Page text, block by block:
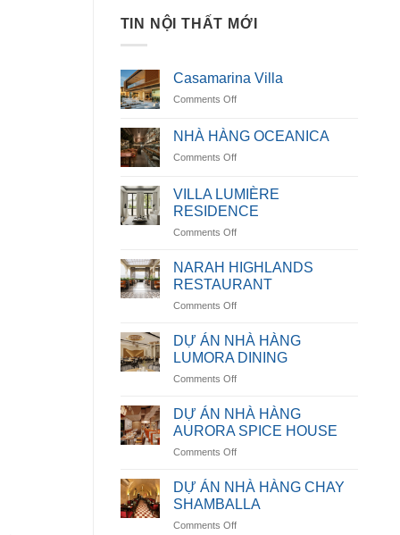
TIN NỘI THẤT MỚI
Casamarina Villa
Comments Offon
Villa
NHÀ HÀNG OCEANICA
Comments Offon
HÀNG
OCEANICA
VILLA LUMIÈRE
RESIDENCE
Comments Offon
LUMIÈRE
RESIDENCE
NARAH HIGHLANDS
RESTAURANT
Comments Offon
HIGHLANDS
RESTAURANT
DỰ ÁN NHÀ HÀNG
LUMORA DINING
Comments Offon
ÁN
NHÀ
HÀNG
LUMORA
DỰ ÁN NHÀ HÀNG
AURORA SPICE HOUSE
Comments Offon
ÁN
NHÀ
HÀNG
AURORA
DỰ ÁN NHÀ HÀNG CHAY
SHAMBALLA
Comments Offon